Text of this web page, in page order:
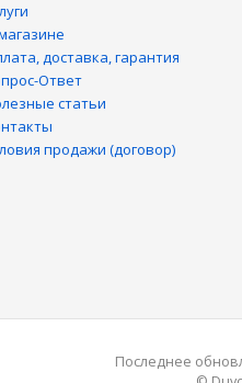
доставка, гарантия
Ответ
статьи
продажи (договор)
Последнее